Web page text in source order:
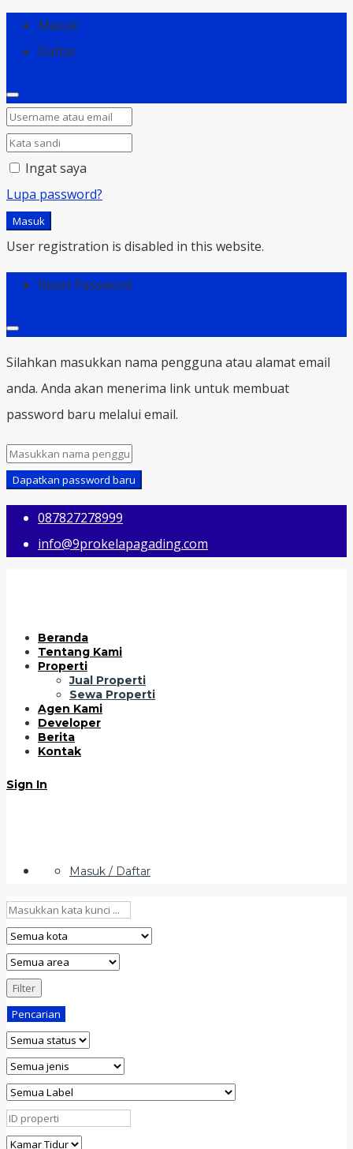
Masuk
Daftar
Ingat saya
Lupa password?
Masuk
User registration is disabled in this website.
Reset Password
Silahkan masukkan nama pengguna atau alamat email
anda. Anda akan menerima link untuk membuat
password baru melalui email.
Dapatkan password baru
087827278999
info@9prokelapagading.com
Beranda
Tentang Kami
Properti
Jual Properti
Sewa Properti
Agen Kami
Developer
Berita
Kontak
Sign In
Masuk / Daftar
Filter
Pencarian